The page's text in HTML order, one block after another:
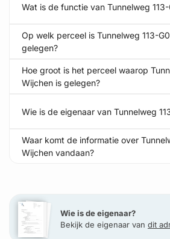
Wat is de functie van Tunnelweg
Op welk perceel is Tunnelweg 113-
gelegen?
Hoe groot is het perceel waarop
Wijchen is gelegen?
Wie is de eigenaar van Tunnelweg
Waar komt de informatie over
Wijchen vandaan?
Wie is de eigenaar?
Bekijk de eigenaar van dit